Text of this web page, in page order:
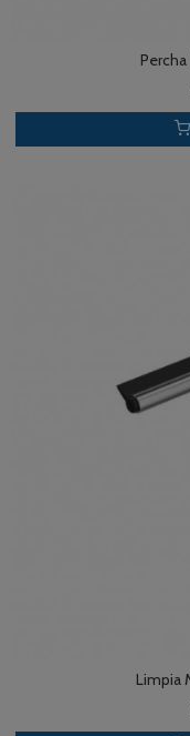
Limpia